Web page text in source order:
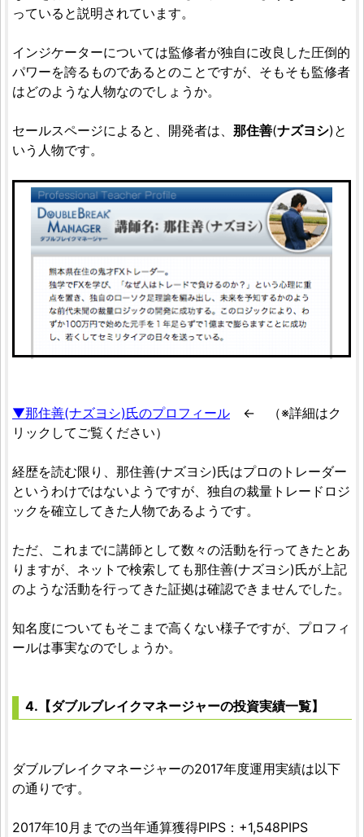
っていると説明されています。
インジケーターについては監修者が独自に改良した圧倒的
パワーを誇るものであるとのことですが、そもそも監修者
はどのような人物なのでしょうか。
セールスページによると、開発者は、 那住善(ナズヨシ)と
いう人物です。
▼那住善(ナズヨシ)氏のプロフィール ← （※詳細はク
リックしてご覧ください）
経歴を読む限り、那住善(ナズヨシ)氏はプロのトレーダー
というわけではないようですが、独自の裁量トレードロジ
ックを確立してきた人物であるようです。
ただ、これまでに講師として数々の活動を行ってきたとあ
りますが、ネットで検索しても那住善(ナズヨシ)氏が上記
のような活動を行ってきた証拠は確認できませんでした。
知名度についてもそこまで高くない様子ですが、プロフィ
ールは事実なのでしょうか。
4.【ダブルブレイクマネージャーの投資実績一覧】
ダブルブレイクマネージャーの2017年度運用実績は以下
の通りです。
2017年10月までの当年通算獲得PIPS：+1,548PIPS